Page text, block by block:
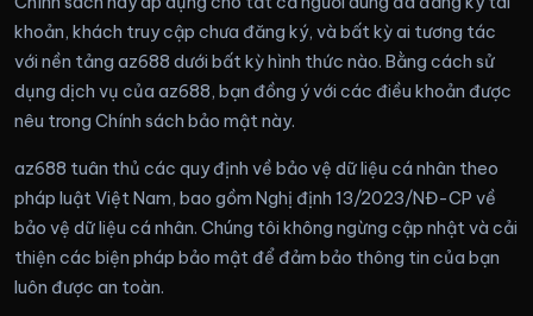
khoản, khách truy cập chưa đăng ký, và bất kỳ ai tương tác
với nền tảng az688 dưới bất kỳ hình thức nào. Bằng cách sử
dụng dịch vụ của az688, bạn đồng ý với các điều khoản được
nêu trong Chính sách bảo mật này.
az688 tuân thủ các quy định về bảo vệ dữ liệu cá nhân theo
pháp luật Việt Nam, bao gồm Nghị định 13/2023/NĐ-CP về
bảo vệ dữ liệu cá nhân. Chúng tôi không ngừng cập nhật và cải
thiện các biện pháp bảo mật để đảm bảo thông tin của bạn
luôn được an toàn.